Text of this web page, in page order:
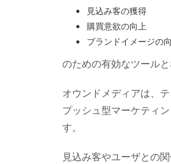
見込み客の獲得
購買意欲の向上
ブランドイメージの
のための有効なツールと
オウンドメディアは、
プッシュ型マーケティ
す。
見込み客やユーザとの